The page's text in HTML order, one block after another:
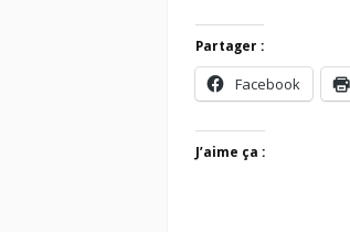
Partager :
Facebook
J’aime ça :